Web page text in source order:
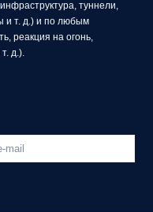
туннели,
и т. д.) и по любым
реакция на огонь,
д.).